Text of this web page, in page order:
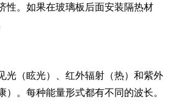
性。如果在玻璃板后面安装隔热材
光（眩光）、红外辐射（热）和紫外
）。每种能量形式都有不同的波长。